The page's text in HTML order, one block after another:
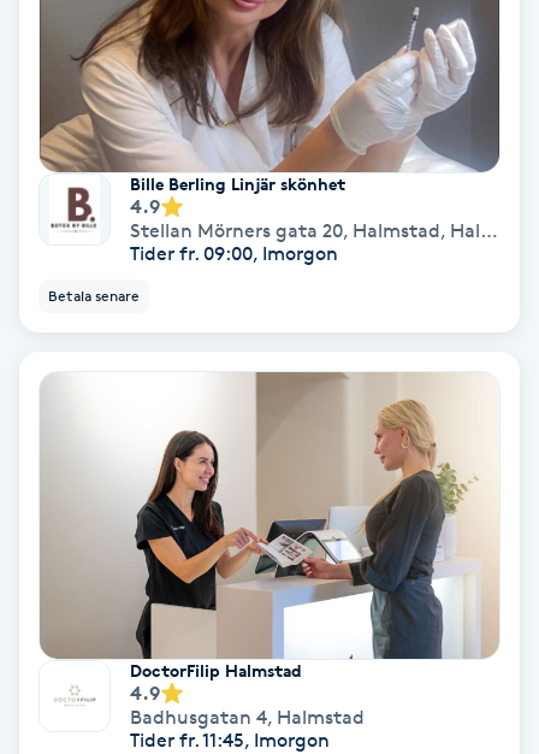
Mixfransar
Nagelförlängning
Nagelförlängning akryl
Nagelförstärkning
Nagelklippning
Nageltrång
Bille Berling Linjär skönhet
4.9
Stellan Mörners gata 20, Halmstad, Halmstad
Tider fr. 09:00, Imorgon
Betala senare
DoctorFilip Halmstad
4.9
Badhusgatan 4, Halmstad
Tider fr. 11:45, Imorgon